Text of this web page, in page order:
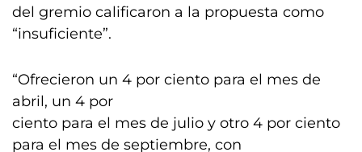
del gremio calificaron a la propuesta como
“insuficiente”.
“Ofrecieron un 4 por ciento para el mes de
abril, un 4 por
ciento para el mes de julio y otro 4 por ciento
para el mes de septiembre, con